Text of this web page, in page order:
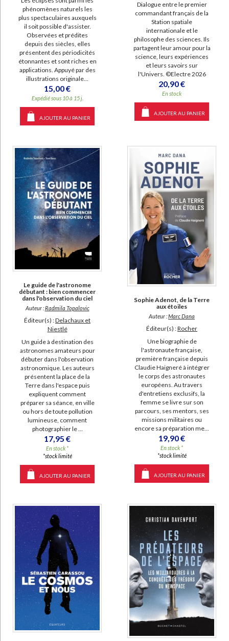
phénomènes naturels les
plus spectaculaires auxquels
il soit possible d'assister.
Observées et prédites
depuis des siècles, elles
présentent des périodicités
étonnantes et sont riches en
applications. Appuyé par des
illustrations originale...
15,00 €
Expédié sous 10 à 15 j.
AJOUTER AU PANIER
Dialogue entre le premier
commandant français de la
Station spatiale
internationale et le
philosophe des sciences. Ils
partagent leur amour pour la
science, leurs expériences
et leurs savoirs sur
l'Univers. ©Electre 2026
20,90 €
En stock
AJOUTER AU PANIER
Le guide de l'astronome
débutant : bien commencer
dans l'observation du ciel
Auteur :Radmila Topalovic
Éditeur(s) :Delachaux et
Niestlé
Un guide à destination des
astronomes amateurs pour
débuter dans l'observation
astronomique. Les auteurs
présentent la place de la
Terre dans l'espace puis
expliquent comment
préparer sa séance, en ville
ou hors de toute pollution
lumineuse, comment
photographier le ...
17,95 €
En stock *
*stock limité
AJOUTER AU PANIER
Sophie Adenot, de la Terre
aux étoiles
Auteur :Marc Dana
Éditeur(s) :Rocher
Une biographie de
l'astronaute française,
première française depuis
Claudie Haigneré à intégrer
le corps des astronautes
européens. Au travers
d'entretiens exclusifs, la
femme se livre sur son
parcours, ses mentors, ses
missions militaires ou
encore sa préparation me...
19,90 €
En stock *
*stock limité
AJOUTER AU PANIER